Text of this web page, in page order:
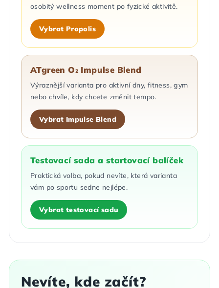
osobitý wellness moment po fyzické aktivitě.
Vybrat Propolis
ATgreen O₂ Impulse Blend
Výraznější varianta pro aktivní dny, fitness, gym
nebo chvíle, kdy chcete změnit tempo.
Vybrat Impulse Blend
Testovací sada a startovací balíček
Praktická volba, pokud nevíte, která varianta
vám po sportu sedne nejlépe.
Vybrat testovací sadu
Nevíte, kde začít?